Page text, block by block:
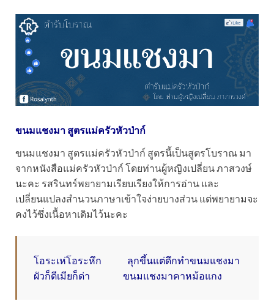
ขนมแชงมา สูตรแม่ครัวหัวป่าก์
ขนมแชงมา สูตรแม่ครัวหัวป่าก์ สูตรนี้เป็นสูตรโบราณ มา
จากหนังสือแม่ครัวหัวป่าก์ โดยท่านผู้หญิงเปลี่ยน ภาสวงษ์
นะคะ รสรินทร์พยายามเรียบเรียงให้การอ่าน และ
เปลี่ยนแปลงสำนวนภาษาเข้าใจง่ายบางส่วน แต่พยายามจะ
คงไว้ซึ่งเนื้อหาเดิมไว้นะคะ
โอระเห่โอระหึก ลุกขึ้นแต่ดึกทำขนมแชงมา
ผัวก็ดีเมียก็ด่า ขนมแชงมาคาหม้อแกง